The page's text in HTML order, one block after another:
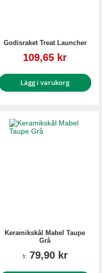
Godisraket Treat Launcher
Reapris
109,65 kr
Lägg i varukorg
Keramikskål Mabel Taupe
Grå
fr. 79,90 kr